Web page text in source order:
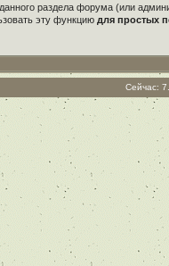
раздела форума (или
эту функцию для простых
Сейчас: